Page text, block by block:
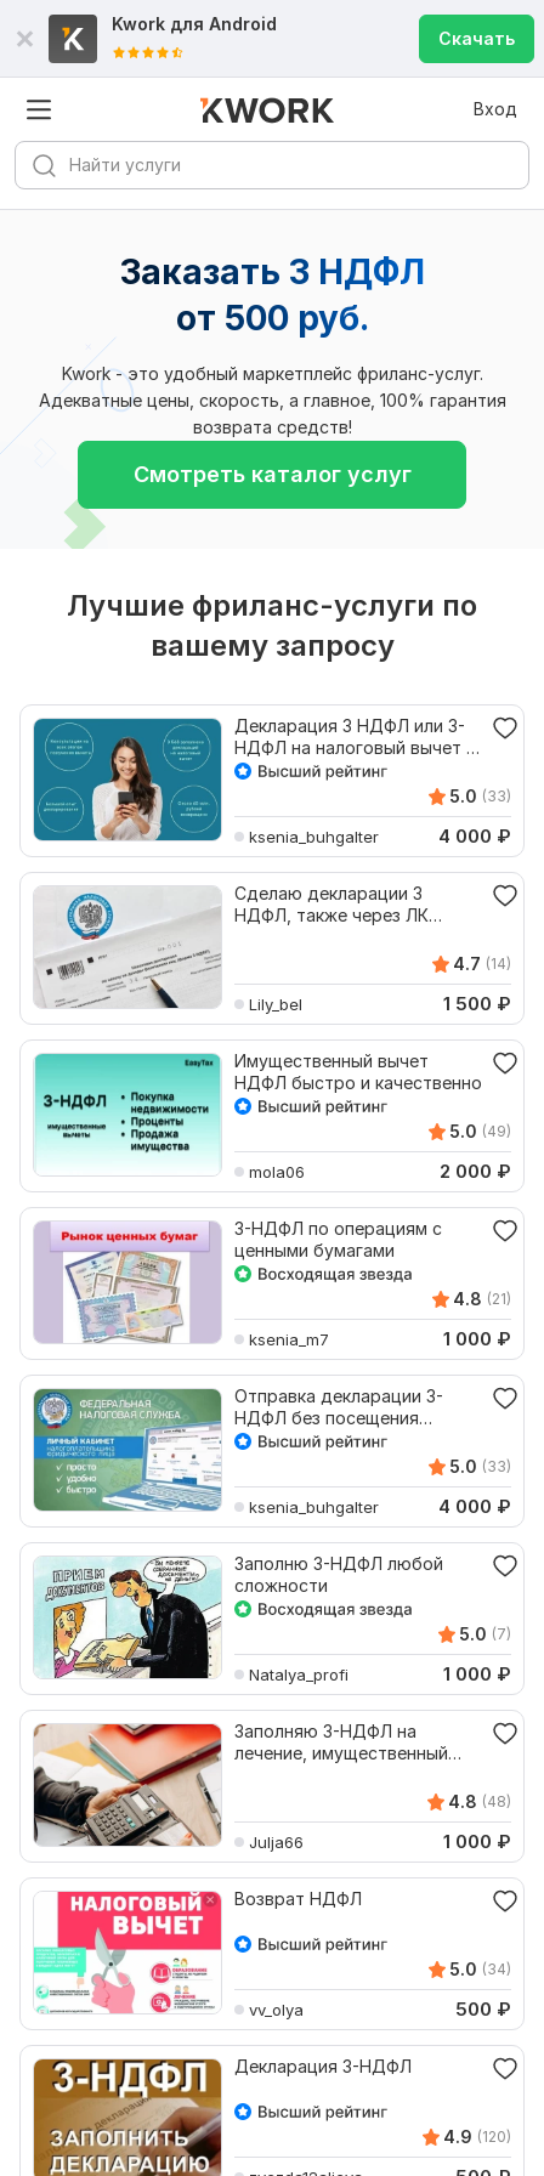
Kwork для Android
Скачать
Вход
Заказать 3 НДФЛ
от 500 руб.
Kwork - это удобный маркетплейс фриланс-услуг.
Адекватные цены, скорость, а главное, 100% гарантия
возврата средств!
Смотреть каталог услуг
Лучшие фриланс-услуги по
вашему запросу
Декларация 3 НДФЛ или 3-
НДФЛ на налоговый вычет с
заявлением
5.0 (33)
ksenia_buhgalter 4 000 ₽
Сделаю декларации 3
НДФЛ, также через ЛК
4.7 (14)
Lily_bel 1 500 ₽
Имущественный вычет
НДФЛ быстро и качественно
5.0 (49)
mola06 2 000 ₽
3-НДФЛ по операциям с
ценными бумагами
4.8 (21)
ksenia_m7 1 000 ₽
Отправка декларации 3-
НДФЛ без посещения
налоговой
5.0 (33)
ksenia_buhgalter 4 000 ₽
Заполню 3-НДФЛ любой
сложности
5.0 (7)
Natalya_profi 1 000 ₽
Заполняю 3-НДФЛ на
лечение, имущественный
4.8 (48)
Julja66 1 000 ₽
Возврат НДФЛ
5.0 (34)
vv_olya 500 ₽
Декларация 3-НДФЛ
4.9 (120)